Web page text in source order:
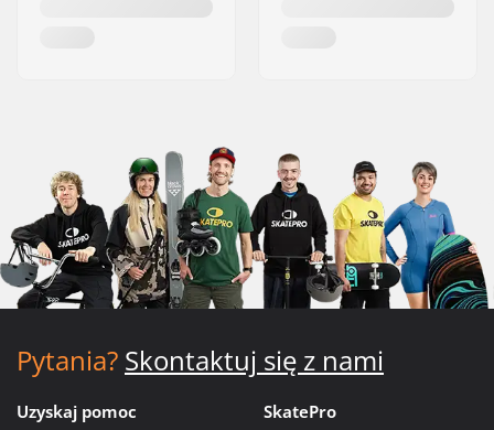
Pytania? Skontaktuj się z nami
Uzyskaj pomoc SkatePro